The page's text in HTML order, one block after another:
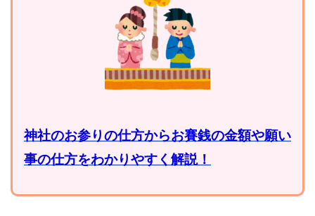
神社のお参りの仕方からお賽銭の金額や願い
事の仕方をわかりやすく解説！